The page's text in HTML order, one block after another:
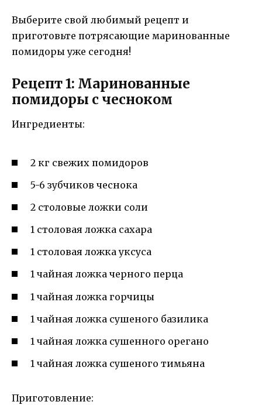
Выберите свой любимый рецепт и
приготовьте потрясающие маринованные
помидоры уже сегодня!
Рецепт 1: Маринованные
помидоры с чесноком
Ингредиенты:
2 кг свежих помидоров
5-6 зубчиков чеснока
2 столовые ложки соли
1 столовая ложка сахара
1 столовая ложка уксуса
1 чайная ложка черного перца
1 чайная ложка горчицы
1 чайная ложка сушеного базилика
1 чайная ложка сушенного орегано
1 чайная ложка сушеного тимьяна
Приготовление: